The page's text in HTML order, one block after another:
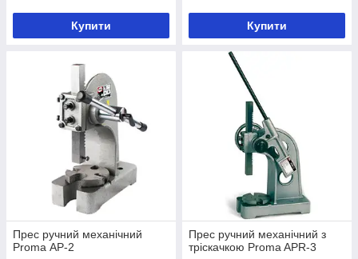
Купити Купити
Прес ручний механічний
Proma АР-2
Прес ручний механічний з
тріскачкою Proma APR-3